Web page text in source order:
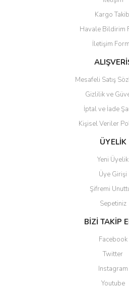
Kargo
Havale Bildirim
İletişim
Mesafeli Satış
Gizlilik ve
İptal ve İade
Kişisel Veriler
ÜYELİK
Yeni Üyelik
Üye Girişi
Şifremi
Sepetiniz
BİZİ TAKİP
Facebook
Twitter
Instagram
Youtube